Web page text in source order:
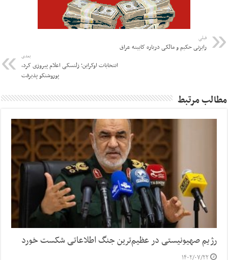
قبلی
رایزنی حکیم و مالکی درباره کابینه عراق
بعدی
انتخابات اوکراین؛ زلنسکی اعلام پیروزی کرد،
پوروشنکو پذیرفت
مطالب مرتبط
رژیم صهیونیستی در عظیم‌ترین جنگ اطلاعاتی شکست خورد